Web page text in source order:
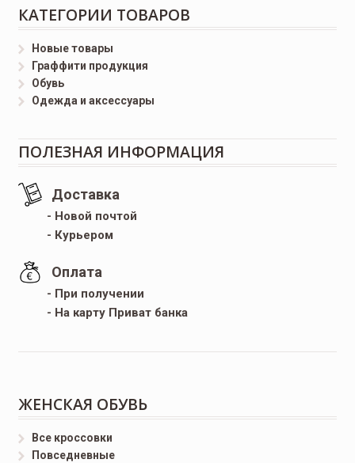
КАТЕГОРИИ ТОВАРОВ
Новые товары
Граффити продукция
Обувь
Одежда и аксессуары
ПОЛЕЗНАЯ ИНФОРМАЦИЯ
Доставка
- Новой почтой
- Курьером
Оплата
- При получении
- На карту Приват банка
ЖЕНСКАЯ ОБУВЬ
Все кроссовки
Повседневные